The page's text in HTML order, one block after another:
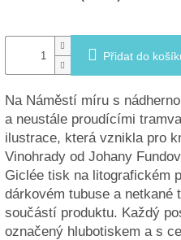
Přidat do
Na Náměstí míru s
a neustále proudícími
ilustrace, která vznikla pro
Vinohrady od Johany
Giclée tisk na litografickém
dárkovém tubuse a netkané
součástí produktu. Každý
označený hlubotiskem a s